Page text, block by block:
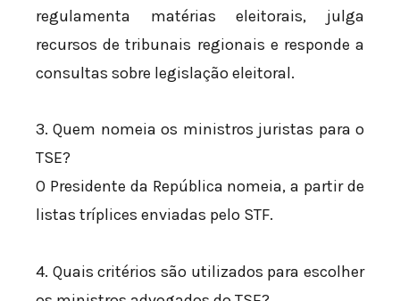
regulamenta matérias eleitorais, julga
recursos de tribunais regionais e responde a
consultas sobre legislação eleitoral.
3. Quem nomeia os ministros juristas para o
TSE?
O Presidente da República nomeia, a partir de
listas tríplices enviadas pelo STF.
4. Quais critérios são utilizados para escolher